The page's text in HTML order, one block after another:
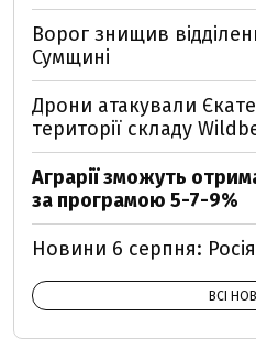
Ворог знищив
Сумщині
Дрони атакували
території складу
Аграрії зможуть
за програмою 5-7-9%
Новини 6 серпня:
ВСІ